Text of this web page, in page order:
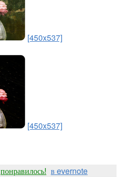
[450x537]
[450x537]
понравилось! в evernote